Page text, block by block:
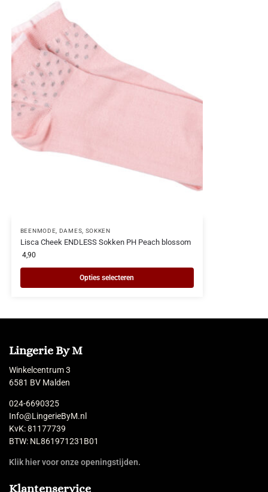
BEENMODE, DAMES, SOKKEN
Lisca Cheek ENDLESS Sokken PH Peach blossom
4,90
Opties selecteren
Lingerie By M
Winkelcentrum 3
6581 BV Malden
024-6690325
Info@LingerieByM.nl
KvK: 81177739
BTW: NL861971231B01
Klik hier voor onze openingstijden.
Klantenservice